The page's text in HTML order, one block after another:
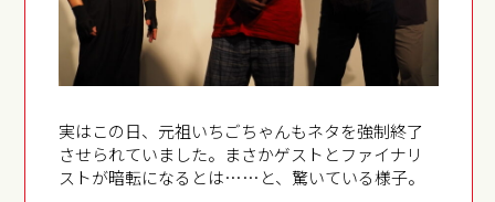
実はこの日、元祖いちごちゃんもネタを強制終了
させられていました。まさかゲストとファイナリ
ストが暗転になるとは……と、驚いている様子。